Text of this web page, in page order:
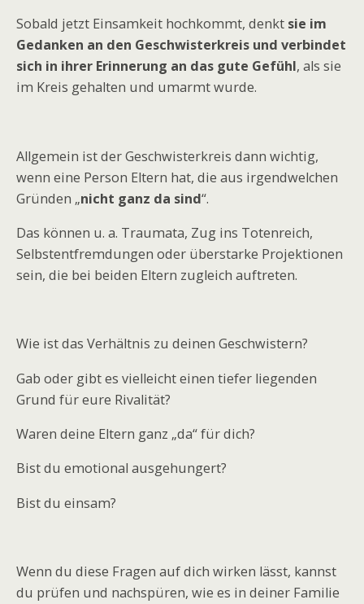
Sobald jetzt Einsamkeit hochkommt, denkt sie im
Gedanken an den Geschwisterkreis und verbindet
sich in ihrer Erinnerung an das gute Gefühl, als sie
im Kreis gehalten und umarmt wurde.
Allgemein ist der Geschwisterkreis dann wichtig,
wenn eine Person Eltern hat, die aus irgendwelchen
Gründen „nicht ganz da sind“.
Das können u. a. Traumata, Zug ins Totenreich,
Selbstentfremdungen oder überstarke Projektionen
sein, die bei beiden Eltern zugleich auftreten.
Wie ist das Verhältnis zu deinen Geschwistern?
Gab oder gibt es vielleicht einen tiefer liegenden
Grund für eure Rivalität?
Waren deine Eltern ganz „da“ für dich?
Bist du emotional ausgehungert?
Bist du einsam?
Wenn du diese Fragen auf dich wirken lässt, kannst
du prüfen und nachspüren, wie es in deiner Familie